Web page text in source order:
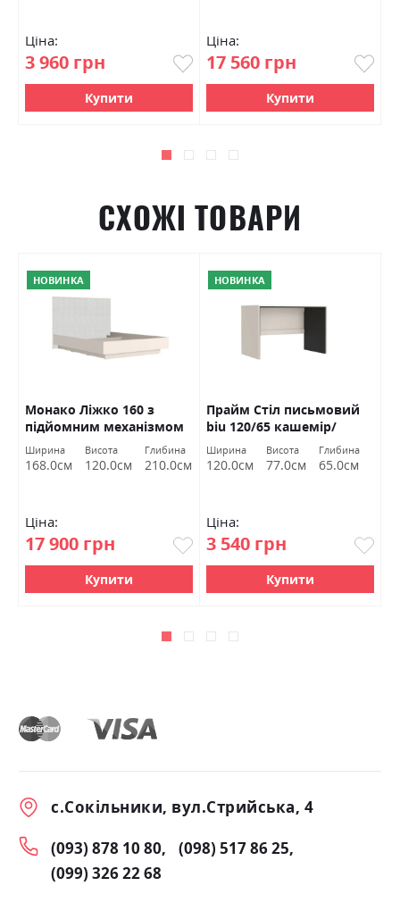
Ціна:
3 960 грн
Купити
Ціна:
17 560 грн
Купити
СХОЖІ ТОВАРИ
НОВИНКА
Монако Ліжко 160 з
підйомним механізмом
та вкладом кашемір
Гербор
Ширина
168.0см
Висота
120.0см
Глибина
210.0см
Ціна:
17 900 грн
Купити
НОВИНКА
Прайм Стіл письмовий
biu 120/65 кашемір/
чорний Гербор
Ширина
120.0см
Висота
77.0см
Глибина
65.0см
Ціна:
3 540 грн
Купити
с.Сокільники, вул.Стрийська, 4
(093) 878 10 80
(098) 517 86 25
(099) 326 22 68